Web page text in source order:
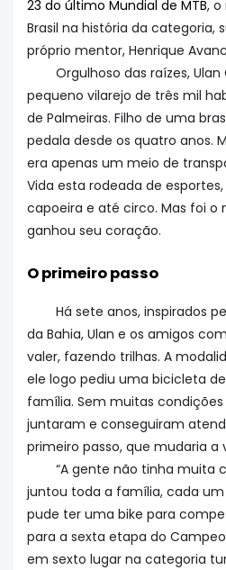
23 do último Mundial de MTB, o
Brasil na história da categoria,
próprio mentor, Henrique
Orgulhoso das raízes,
pequeno vilarejo de três mil
de Palmeiras. Filho de uma
pedala desde os quatro anos.
era apenas um meio de
Vida esta rodeada de
capoeira e até circo. Mas foi o
ganhou seu coração.
O primeiro passo
Há sete anos, inspirados
da Bahia, Ulan e os amigos
valer, fazendo trilhas. A
ele logo pediu uma bicicleta
família. Sem muitas condições
juntaram e conseguiram
primeiro passo, que mudaria a
“A gente não tinha muita
juntou toda a família, cada
pude ter uma bike para
para a sexta etapa do
em sexto lugar na categoria